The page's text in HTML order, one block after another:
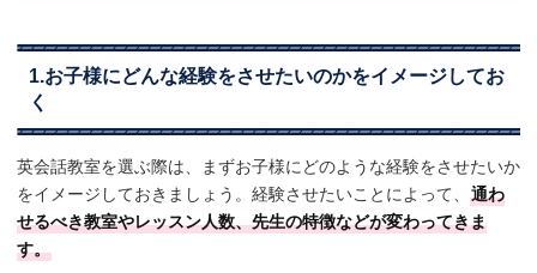
1.お子様にどんな経験をさせたいのかをイメージしてお
く
英会話教室を選ぶ際は、まずお子様にどのような経験をさせたいか
をイメージしておきましょう。経験させたいことによって、 通わ
せるべき教室やレッスン人数、先生の特徴などが変わってきま
す。